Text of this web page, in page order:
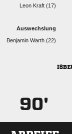
  
Auswechslung
  
90'